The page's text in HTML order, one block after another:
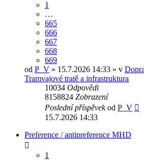
1
…
665
666
667
668
669
od P_V » 15.7.2026 14:33 » v
Tramvajové tratě a infrastruktura
10034 Odpovědi
8158824 Zobrazení
Poslední příspěvekod P_V
15.7.2026 14:33
Preference / antipreference MHD
1